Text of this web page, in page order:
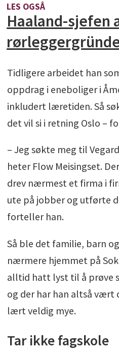
LES OGSÅ
Haaland-sjefen
Tidligere arbeidet han
oppdrag i eneboliger i
inkludert læretiden. Så
det vil si i retning Oslo –
– Jeg søkte meg til
heter Flow Meisingset.
drev nærmest et firma i
ute på jobber og utførte
forteller han.
Så ble det familie, barn
nærmere hjemmet på
alltid hatt lyst til å prøve
og der har han altså vært
lært veldig mye.
Tar ikke fagskole